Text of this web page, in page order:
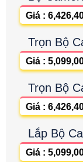
Giá :
Trọn Bộ
Giá :
Trọn Bộ
Giá :
Lắp Bộ
Giá :